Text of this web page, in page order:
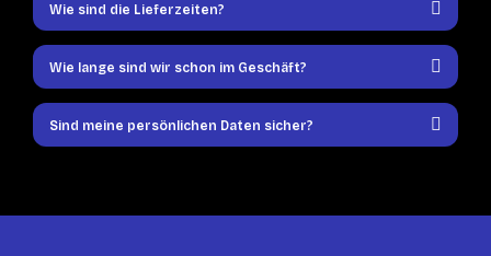
Wie sind die Lieferzeiten?
Wie lange sind wir schon im Geschäft?
Sind meine persönlichen Daten sicher?